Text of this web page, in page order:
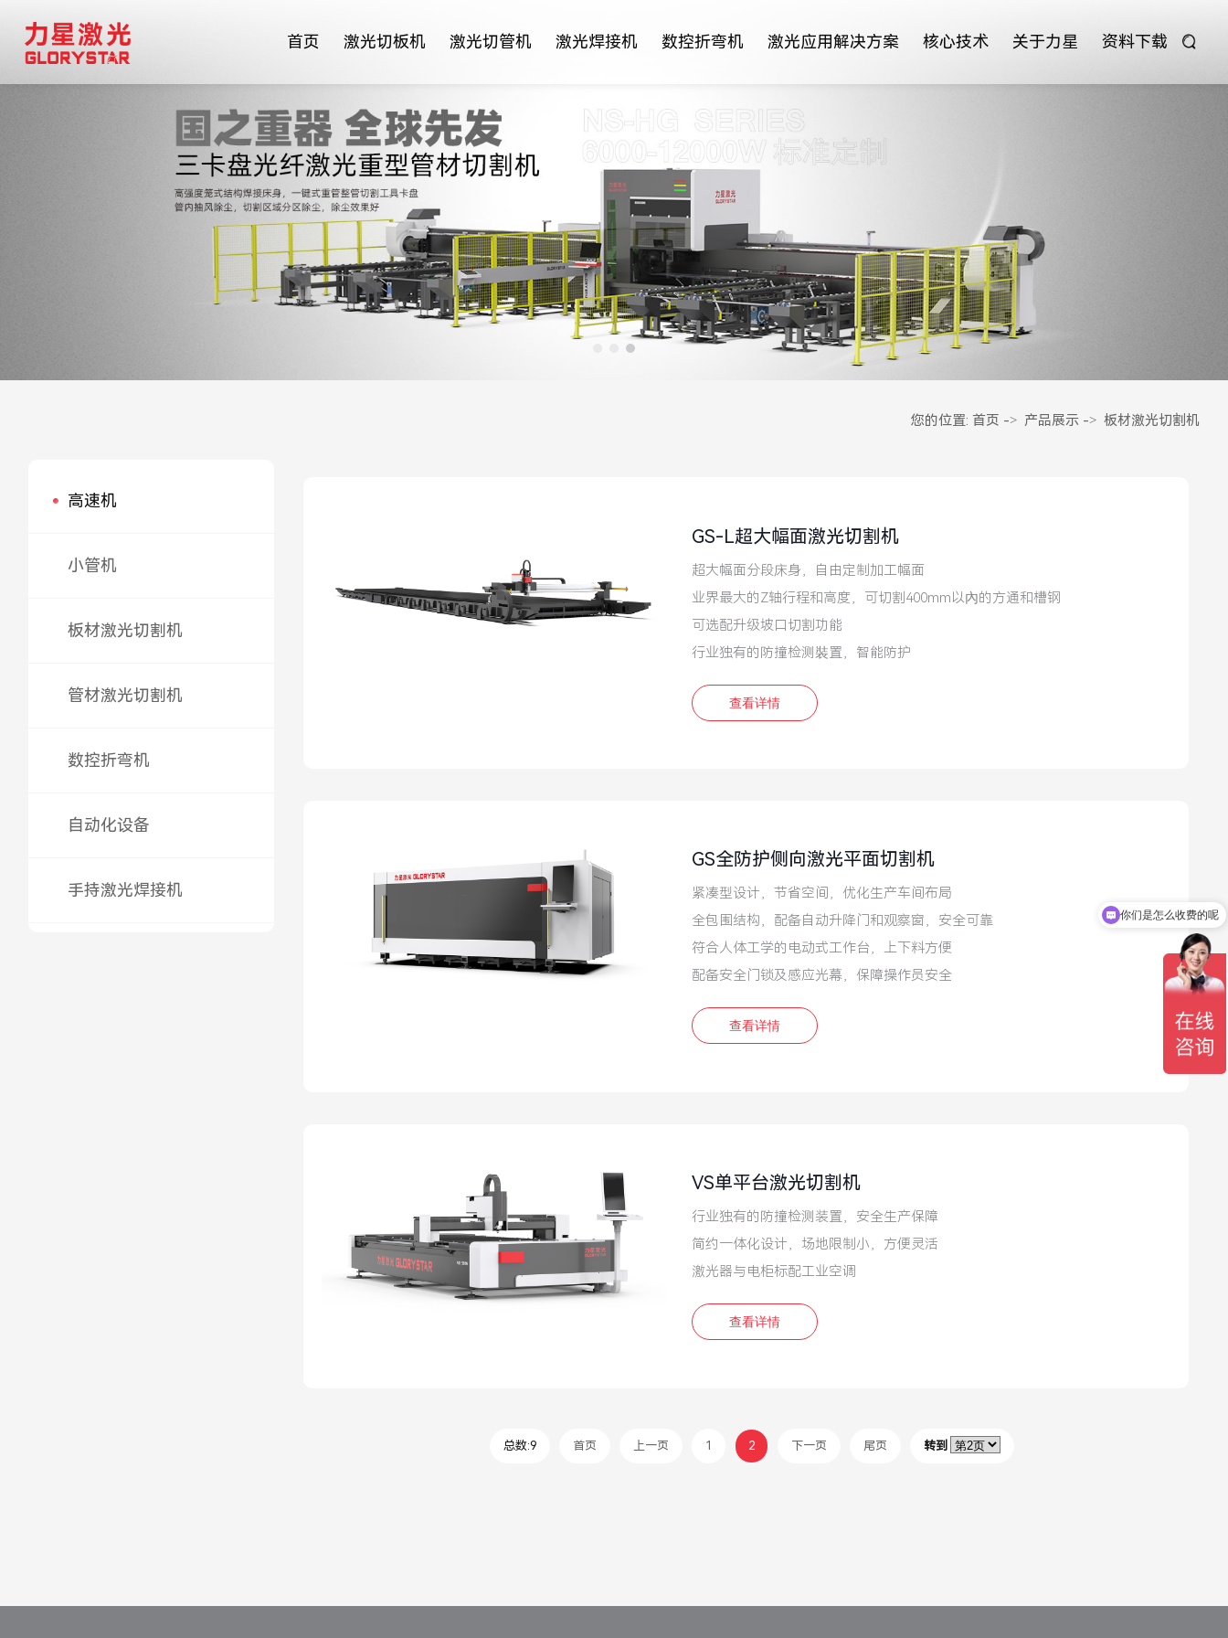
首页 激光切板机 激光切管机 激光焊接机 数控折弯机 激光应用解决方案 核心技术 关于力星 资料下载
高速机
小管机
板材激光切割机
NS系列
管材激光切割机
NS系列
数控折弯机
自动化设备
手持激光焊接机
您的位置: 首页 -> 产品展示 ->板材激光切割机
GS-L超大幅面激光切割机
超大幅面分段床身，自由定制加工幅面
业界最大的Z轴行程和高度，可切割400mm以內的方通和槽钢
可选配升级坡口切割功能
行业独有的防撞检测裝置，智能防护
查看详情
GS全防护侧向激光平面切割机
紧凑型设计，节省空间，优化生产车间布局
全包围结构，配备自动升降门和观察窗，安全可靠
符合人体工学的电动式工作台，上下料方便
配备安全门锁及感应光幕，保障操作员安全
查看详情
VS单平台激光切割机
行业独有的防撞检测装置，安全生产保障
简约一体化设计，场地限制小，方便灵活
激光器与电柜标配工业空调
查看详情
总数:9 首页 上一页 1 2 下一页 尾页 转到
你们是怎么收费的呢